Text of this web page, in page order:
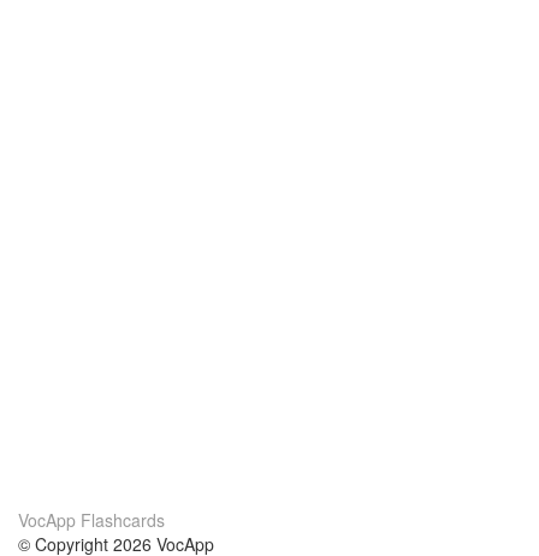
VocApp Flashcards
© Copyright 2026 VocApp